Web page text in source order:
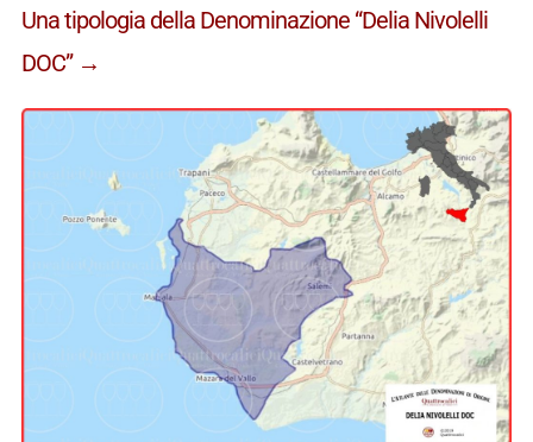
Una tipologia della Denominazione “Delia Nivolelli
DOC” →